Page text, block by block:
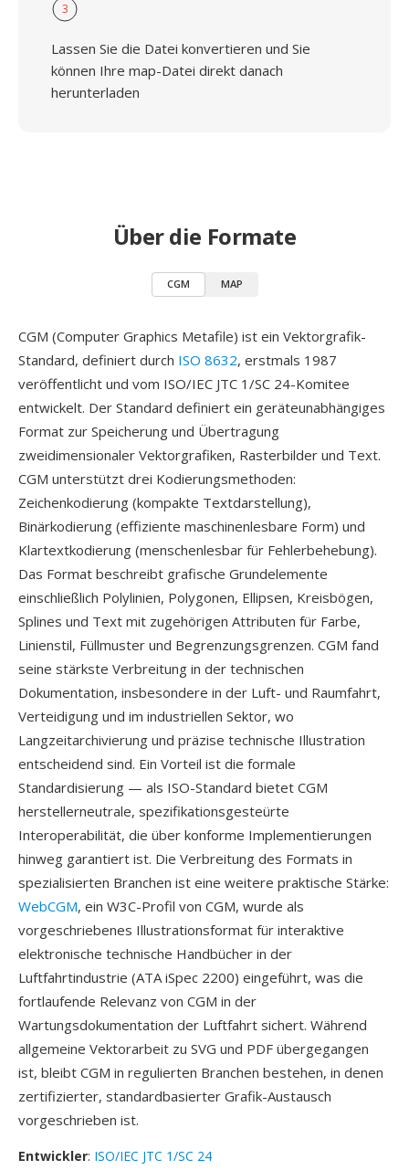
3
Lassen Sie die Datei konvertieren und Sie
können Ihre map-Datei direkt danach
herunterladen
Über die Formate
CGM MAP
CGM (Computer Graphics Metafile) ist ein Vektorgrafik-
Standard, definiert durch ISO 8632, erstmals 1987
veröffentlicht und vom ISO/IEC JTC 1/SC 24-Komitee
entwickelt. Der Standard definiert ein geräteunabhängiges
Format zur Speicherung und Übertragung
zweidimensionaler Vektorgrafiken, Rasterbilder und Text.
CGM unterstützt drei Kodierungsmethoden:
Zeichenkodierung (kompakte Textdarstellung),
Binärkodierung (effiziente maschinenlesbare Form) und
Klartextkodierung (menschenlesbar für Fehlerbehebung).
Das Format beschreibt grafische Grundelemente
einschließlich Polylinien, Polygonen, Ellipsen, Kreisbögen,
Splines und Text mit zugehörigen Attributen für Farbe,
Linienstil, Füllmuster und Begrenzungsgrenzen. CGM fand
seine stärkste Verbreitung in der technischen
Dokumentation, insbesondere in der Luft- und Raumfahrt,
Verteidigung und im industriellen Sektor, wo
Langzeitarchivierung und präzise technische Illustration
entscheidend sind. Ein Vorteil ist die formale
Standardisierung — als ISO-Standard bietet CGM
herstellerneutrale, spezifikationsgesteürte
Interoperabilität, die über konforme Implementierungen
hinweg garantiert ist. Die Verbreitung des Formats in
spezialisierten Branchen ist eine weitere praktische Stärke:
WebCGM, ein W3C-Profil von CGM, wurde als
vorgeschriebenes Illustrationsformat für interaktive
elektronische technische Handbücher in der
Luftfahrtindustrie (ATA iSpec 2200) eingeführt, was die
fortlaufende Relevanz von CGM in der
Wartungsdokumentation der Luftfahrt sichert. Während
allgemeine Vektorarbeit zu SVG und PDF übergegangen
ist, bleibt CGM in regulierten Branchen bestehen, in denen
zertifizierter, standardbasierter Grafik-Austausch
vorgeschrieben ist.
Entwickler: ISO/IEC JTC 1/SC 24